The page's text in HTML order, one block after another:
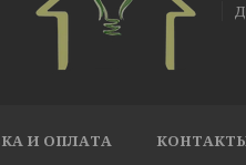
И ОПЛАТА